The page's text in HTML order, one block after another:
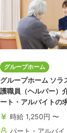
グループホーム
グループホーム ソラ
護職員（ヘルパー）
ート・アルバイトの
時給 1,250円 〜
パート・アルバイ